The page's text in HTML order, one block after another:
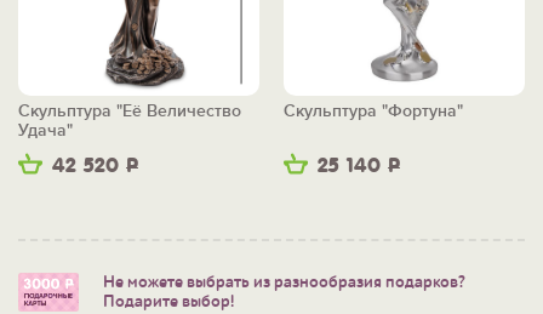
42 520 Р
Скульптура "Её Величество
Удача"
25 140 Р
Скульптура "Фортуна"
Не можете выбрать из разнообразия подарков?
Подарите выбор!